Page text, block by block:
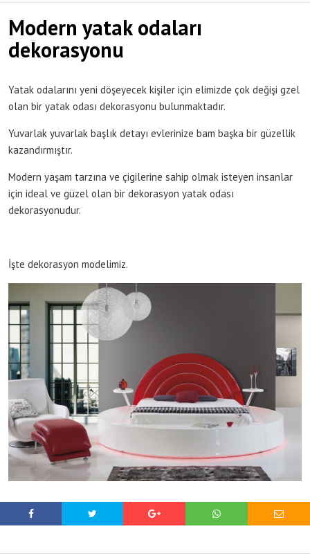
Modern yatak odaları
dekorasyonu
Yatak odalarını yeni döşeyecek kişiler için elimizde çok değişi gzel
olan bir yatak odası dekorasyonu bulunmaktadır.
Yuvarlak yuvarlak başlık detayı evlerinize bam başka bir güzellik
kazandırmıştır.
Modern yaşam tarzına ve çigilerine sahip olmak isteyen insanlar
için ideal ve güzel olan bir dekorasyon yatak odası
dekorasyonudur.
İşte dekorasyon modelimiz.